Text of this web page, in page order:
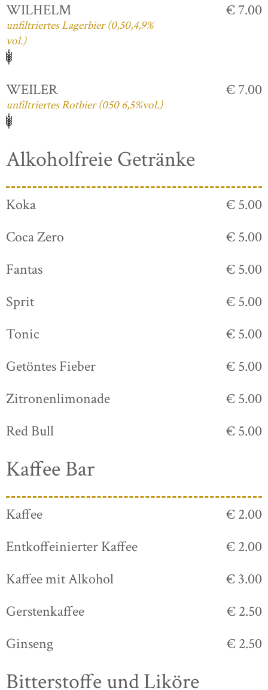
WILHELM
unfiltriertes Lagerbier (0,50,4,9%
vol.)
€ 7.00
WEILER
unfiltriertes Rotbier (050 6,5%vol.)
€ 7.00
Alkoholfreie Getränke
Koka
€ 5.00
Coca Zero
€ 5.00
Fantas
€ 5.00
Sprit
€ 5.00
Tonic
€ 5.00
Getöntes Fieber
€ 5.00
Zitronenlimonade
€ 5.00
Red Bull
€ 5.00
Kaffee Bar
Kaffee
€ 2.00
Entkoffeinierter Kaffee
€ 2.00
Kaffee mit Alkohol
€ 3.00
Gerstenkaffee
€ 2.50
Ginseng
€ 2.50
Bitterstoffe und Liköre